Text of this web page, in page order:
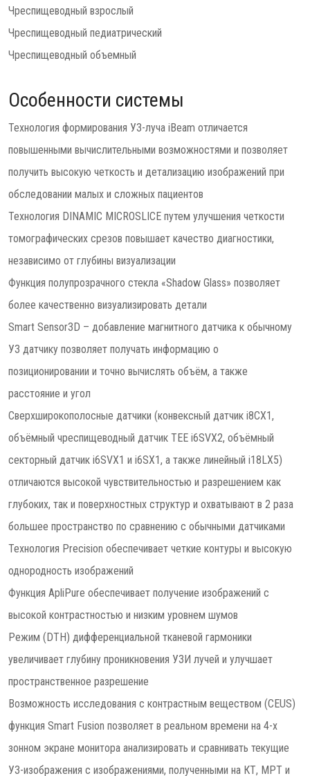
Чреспищеводный взрослый
Чреспищеводный педиатрический
Чреспищеводный объемный
Особенности системы
Технология формирования УЗ-луча iBeam отличается
повышенными вычислительными возможностями и позволяет
получить высокую четкость и детализацию изображений при
обследовании малых и сложных пациентов
Технология DINAMIC MICROSLICE путем улучшения четкости
томографических срезов повышает качество диагностики,
независимо от глубины визуализации
Функция полупрозрачного стекла «Shadow Glass» позволяет
более качественно визуализировать детали
Smart Sensor3D – добавление магнитного датчика к обычному
УЗ датчику позволяет получать информацию о
позиционировании и точно вычислять объём, а также
расстояние и угол
Сверхширокополосные датчики (конвексный датчик i8CX1,
объёмный чреспищеводный датчик TEE i6SVX2, объёмный
секторный датчик i6SVX1 и i6SX1, а также линейный i18LX5)
отличаются высокой чувствительностью и разрешением как
глубоких, так и поверхностных структур и охватывают в 2 раза
большее пространство по сравнению с обычными датчиками
Технология Precision обеспечивает четкие контуры и высокую
однородность изображений
Функция ApliPure обеспечивает получение изображений с
высокой контрастностью и низким уровнем шумов
Режим (DTH) дифференциальной тканевой гармоники
увеличивает глубину проникновения УЗИ лучей и улучшает
пространственное разрешение
Возможность исследования с контрастным веществом (CEUS)
функция Smart Fusion позволяет в реальном времени на 4-х
зонном экране монитора анализировать и сравнивать текущие
УЗ-изображения с изображениями, полученными на КТ, МРТ и